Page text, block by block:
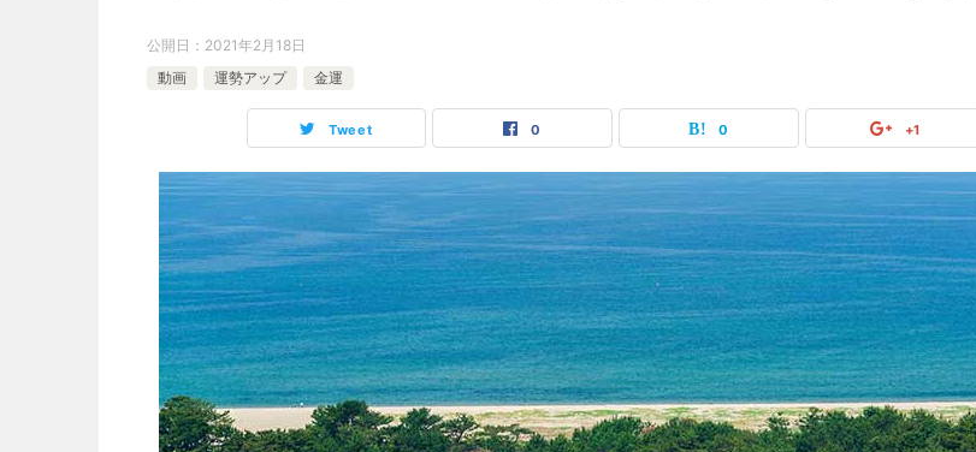
公開日： 2021年2月18日
動画
運勢アップ 金運
Tweet 0 0 +1